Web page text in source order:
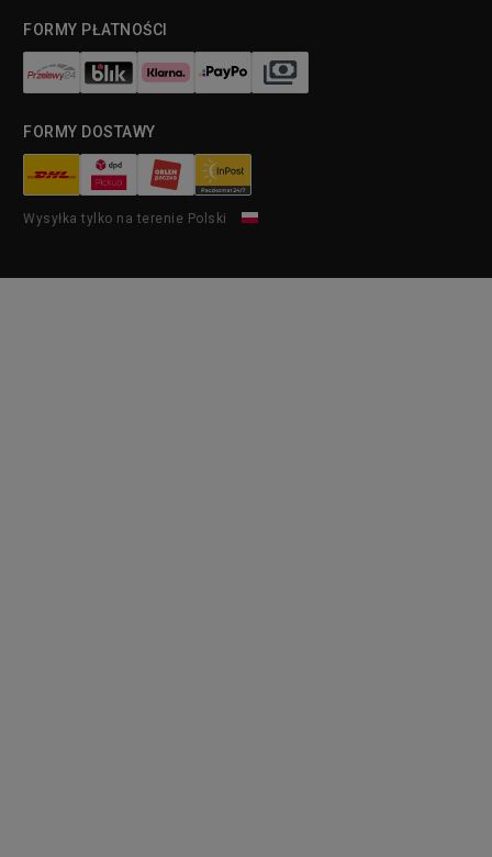
FORMY PŁATNOŚCI
FORMY DOSTAWY
Wysyłka tylko na terenie Polski